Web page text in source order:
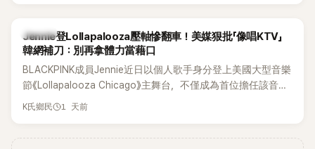
K-POP
Jennie登Lollapalooza壓軸慘翻車！美媒狠批「像唱KTV」
韓網補刀：別再拿體力當藉口
BLACKPINK成員Jennie近日以個人歌手身分登上美國大型音樂
節《Lollapalooza Chicago》主舞台，不僅成為首位擔任該音樂
節Headliner（壓軸主秀）的K-POP女SOLO歌手，寫下全新紀
K氏鄉民 1 天前